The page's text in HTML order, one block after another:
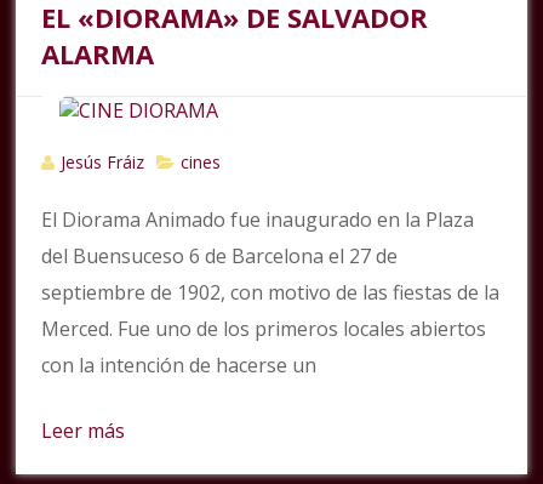
EL «DIORAMA» DE SALVADOR
ALARMA
Jesús Fráiz cines
El Diorama Animado fue inaugurado en la Plaza
del Buensuceso 6 de Barcelona el 27 de
septiembre de 1902, con motivo de las fiestas de la
Merced. Fue uno de los primeros locales abiertos
con la intención de hacerse un
Leer más